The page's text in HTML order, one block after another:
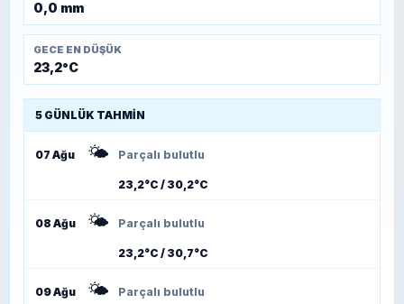
0,0 mm
GECE EN DÜŞÜK
23,2°C
5 GÜNLÜK TAHMIN
07 Ağu 🌤️ Parçalı bulutlu
23,2°C / 30,2°C
08 Ağu 🌤️ Parçalı bulutlu
23,2°C / 30,7°C
09 Ağu 🌤️ Parçalı bulutlu